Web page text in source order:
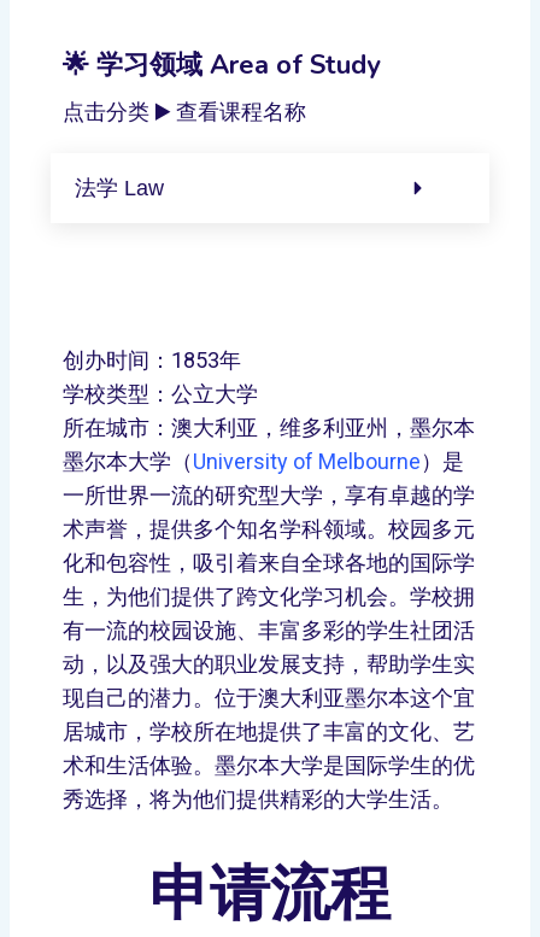
🌟 学习领域 Area of Study
点击分类 ▶️ 查看课程名称
法学 Law
创办时间：1853年
学校类型：公立大学
所在城市：澳大利亚，维多利亚州，墨尔本
墨尔本大学（University of Melbourne）是
一所世界一流的研究型大学，享有卓越的学
术声誉，提供多个知名学科领域。校园多元
化和包容性，吸引着来自全球各地的国际学
生，为他们提供了跨文化学习机会。学校拥
有一流的校园设施、丰富多彩的学生社团活
动，以及强大的职业发展支持，帮助学生实
现自己的潜力。位于澳大利亚墨尔本这个宜
居城市，学校所在地提供了丰富的文化、艺
术和生活体验。墨尔本大学是国际学生的优
秀选择，将为他们提供精彩的大学生活。
申请流程